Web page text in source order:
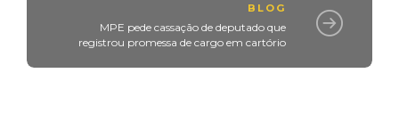
BLOG
MPE pede cassação de deputado que
registrou promessa de cargo em cartório